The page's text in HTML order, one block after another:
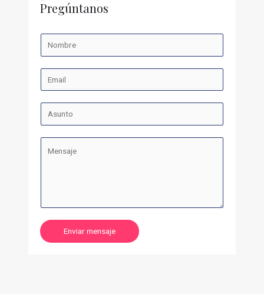
Pregúntanos
Enviar mensaje